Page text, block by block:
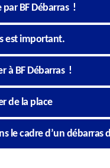
par BF Débarras !
est important.
à BF Débarras !
de la place
le cadre d’un débarras